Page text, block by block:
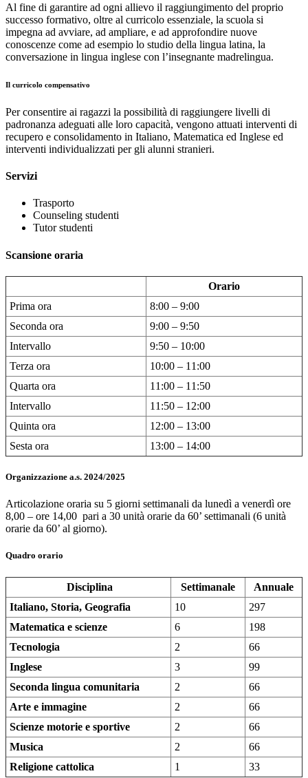
Al fine di garantire ad ogni allievo il raggiungimento del proprio
successo formativo, oltre al curricolo essenziale, la scuola si
impegna ad avviare, ad ampliare, e ad approfondire nuove
conoscenze come ad esempio lo studio della lingua latina, la
conversazione in lingua inglese con l’insegnante madrelingua.
Il curricolo compensativo
Per consentire ai ragazzi la possibilità di raggiungere livelli di
padronanza adeguati alle loro capacità, vengono attuati interventi di
recupero e consolidamento in Italiano, Matematica ed Inglese ed
interventi individualizzati per gli alunni stranieri.
Servizi
Trasporto
Counseling studenti
Tutor studenti
Scansione oraria
Orario
Prima ora
8:00 – 9:00
Seconda ora
9:00 – 9:50
Intervallo
9:50 – 10:00
Terza ora
10:00 – 11:00
Quarta ora
11:00 – 11:50
Intervallo
11:50 – 12:00
Quinta ora
12:00 – 13:00
Sesta ora
13:00 – 14:00
Organizzazione a.s. 2024/2025
Articolazione oraria su 5 giorni settimanali da lunedì a venerdì ore
8,00 – ore 14,00 pari a 30 unità orarie da 60’ settimanali (6 unità
orarie da 60’ al giorno).
Quadro orario
Disciplina Settimanale
Annuale
Italiano, Storia, Geografia
10
297
Matematica e scienze
6
198
Tecnologia
2
66
Inglese
3
99
Seconda lingua comunitaria
2
66
Arte e immagine
2
66
Scienze motorie e sportive
2
66
Musica
2
66
Religione cattolica
1 33